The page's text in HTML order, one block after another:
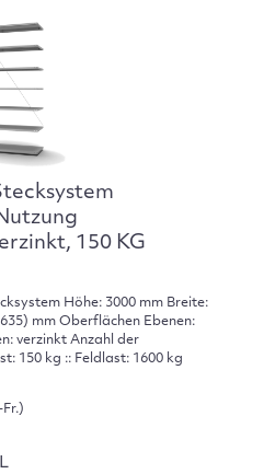
150 KG
Höhe: 3000 mm Breite:
mm Oberflächen Ebenen:
verzinkt Anzahl der
150 kg :: Feldlast: 1600 kg